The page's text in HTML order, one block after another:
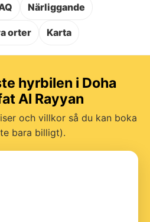
Närliggande
orter Karta
hyrbilen i Doha
Al Rayyan
och villkor så du kan boka
bara billigt).